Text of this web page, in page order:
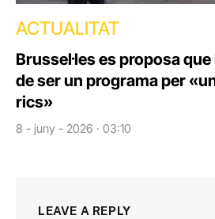
ACTUALITAT
Brussel·les es proposa
de ser un programa per
rics»
8 - juny - 2026 · 03:10
LEAVE A REPLY